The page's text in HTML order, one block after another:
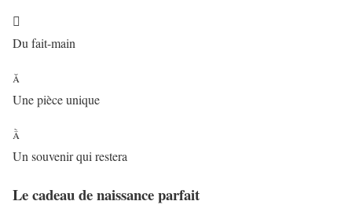

Du fait-main

Une pièce unique

Un souvenir qui restera
Le cadeau de naissance parfait